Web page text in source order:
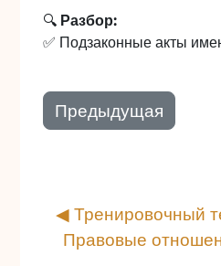
🔍 Разбор:
✅ Подзаконные акты
Предыдущая
◀︎ Тренировочный
Правовые